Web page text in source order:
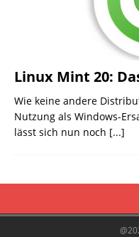
Linux Mint 20:
Wie keine andere
Nutzung als Windows-
lässt sich nun noch [...]